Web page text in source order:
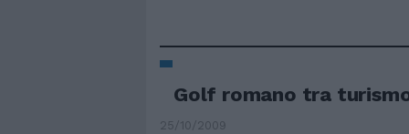
Golf romano tra
25/10/2009